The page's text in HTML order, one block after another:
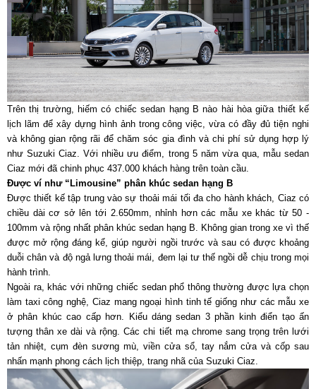
Trên thị trường, hiếm có chiếc sedan hạng B nào hài hòa giữa thiết kế
lịch lãm để xây dựng hình ảnh trong công việc, vừa có đầy đủ tiện nghi
và không gian rộng rãi để chăm sóc gia đình và chi phí sử dụng hợp lý
như Suzuki Ciaz. Với nhiều ưu điểm, trong 5 năm vừa qua, mẫu sedan
Ciaz mới đã chinh phục 437.000 khách hàng trên toàn cầu.
Được ví như “Limousine” phân khúc sedan hạng B
Được thiết kế tập trung vào sự thoải mái tối đa cho hành khách, Ciaz có
chiều dài cơ sở lên tới 2.650mm, nhỉnh hơn các mẫu xe khác từ 50 -
100mm và rộng nhất phân khúc sedan hạng B. Không gian trong xe vì thế
được mở rộng đáng kể, giúp người ngồi trước và sau có được khoảng
duỗi chân và độ ngả lưng thoải mái, đem lại tư thế ngồi dễ chịu trong mọi
hành trình.
Ngoài ra, khác với những chiếc sedan phổ thông thường được lựa chọn
làm taxi công nghệ, Ciaz mang ngoại hình tinh tế giống như các mẫu xe
ở phân khúc cao cấp hơn. Kiểu dáng sedan 3 phần kinh điển tạo ấn
tượng thân xe dài và rộng. Các chi tiết mạ chrome sang trọng trên lưới
tản nhiệt, cụm đèn sương mù, viền cửa sổ, tay nắm cửa và cốp sau
nhấn mạnh phong cách lịch thiệp, trang nhã của Suzuki Ciaz.